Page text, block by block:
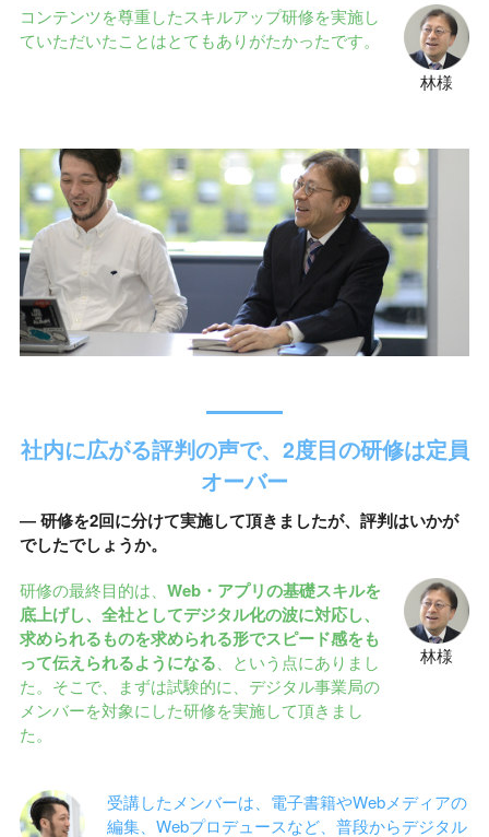
林様
コンテンツを尊重したスキルアップ研修を実施し
ていただいたことはとてもありがたかったです。
社内に広がる評判の声で、2度目の研修は定員
オーバー
― 研修を2回に分けて実施して頂きましたが、評判はいかが
でしたでしょうか。
林様
研修の最終目的は、 Web・アプリの基礎スキルを
底上げし、全社としてデジタル化の波に対応し、
求められるものを求められる形でスピード感をも
って伝えられるようになる 、という点にありまし
た。そこで、まずは試験的に、デジタル事業局の
メンバーを対象にした研修を実施して頂きまし
た。
受講したメンバーは、電子書籍やWebメディアの
編集、Webプロデュースなど、普段からデジタル